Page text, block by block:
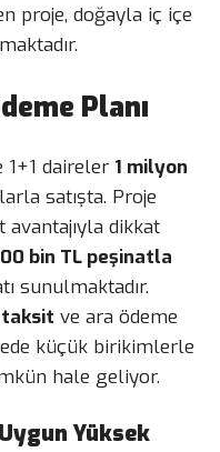
proje, doğayla iç içe
Planı
1+1 daireler 1 milyon
satışta. Proje
dikkat
bin TL peşinatla
sunulmaktadır.
ve ara ödeme
küçük birikimlerle
hale geliyor.
Yüksek